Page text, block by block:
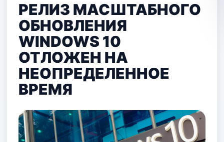
РЕЛИЗ МАСШТАБНОГО
ОБНОВЛЕНИЯ
WINDOWS 10
ОТЛОЖЕН НА
НЕОПРЕДЕЛЕННОЕ
ВРЕМЯ